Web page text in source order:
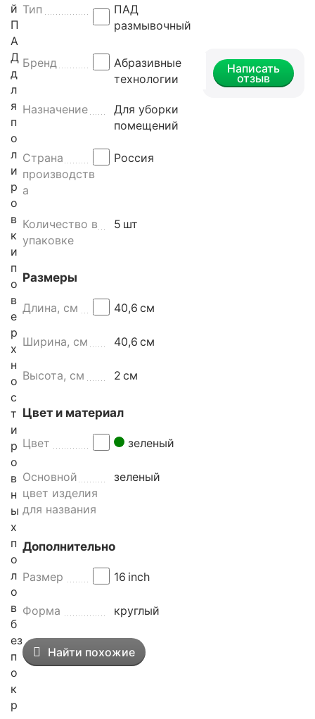
й
П
А
Д
д
л
я
п
о
л
и
р
о
в
к
и
п
о
в
е
р
х
н
о
с
т
и
р
о
в
н
ы
х
п
о
л
о
в
б
ез
п
о
к
р
Тип
ПАД
размывочный
Бренд
Абразивные
технологии
Назначение
Для уборки
помещений
Страна
производств
а
Россия
Количество в
упаковке
5 шт
Размеры
Длина, см 40,6 см
Ширина, см 40,6 см
Высота, см 2 см
Цвет и материал
Цвет зеленый
Основной
цвет изделия
для названия
зеленый
Дополнительно
Размер 16 inch
Форма круглый
Найти похожие
Написать
отзыв